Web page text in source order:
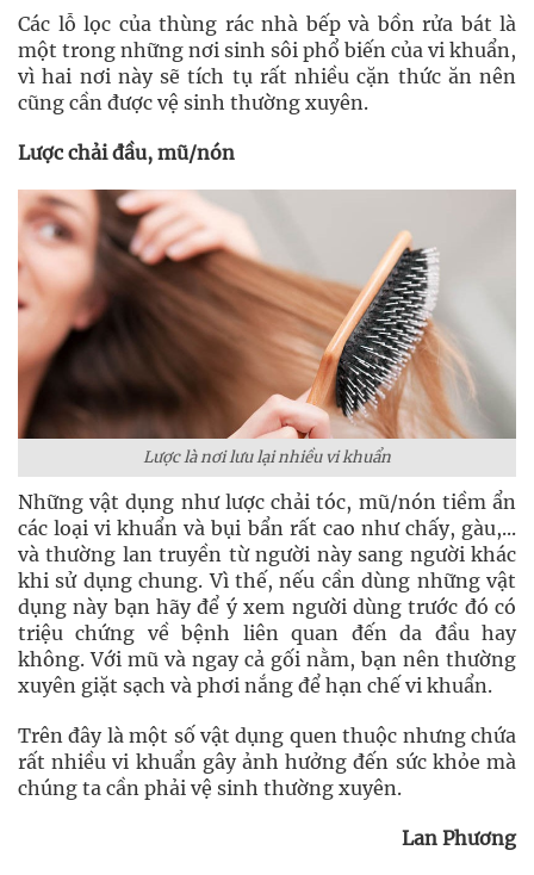
Các lỗ lọc của thùng rác nhà bếp và bồn rửa bát là
một trong những nơi sinh sôi phổ biến của vi khuẩn,
vì hai nơi này sẽ tích tụ rất nhiều cặn thức ăn nên
cũng cần được vệ sinh thường xuyên.
Lược chải đầu, mũ/nón
Lược là nơi lưu lại nhiều vi khuẩn
Những vật dụng như lược chải tóc, mũ/nón tiềm ẩn
các loại vi khuẩn và bụi bẩn rất cao như chấy, gàu,...
và thường lan truyền từ người này sang người khác
khi sử dụng chung. Vì thế, nếu cần dùng những vật
dụng này bạn hãy để ý xem người dùng trước đó có
triệu chứng về bệnh liên quan đến da đầu hay
không. Với mũ và ngay cả gối nằm, bạn nên thường
xuyên giặt sạch và phơi nắng để hạn chế vi khuẩn.
Trên đây là một số vật dụng quen thuộc nhưng chứa
rất nhiều vi khuẩn gây ảnh hưởng đến sức khỏe mà
chúng ta cần phải vệ sinh thường xuyên.
Lan Phương